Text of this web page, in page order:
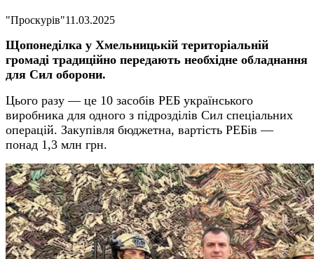
"Проскурів"11.03.2025
Щопонеділка у Хмельницькій територіальній
громаді традиційно передають необхідне обладнання
для Сил оборони.
Цього разу — це 10 засобів РЕБ українського
виробника для одного з підрозділів Сил спеціальних
операцій. Закупівля бюджетна, вартість РЕБів —
понад 1,3 млн грн.